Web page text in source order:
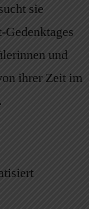
sie
und
ihrer Zeit im